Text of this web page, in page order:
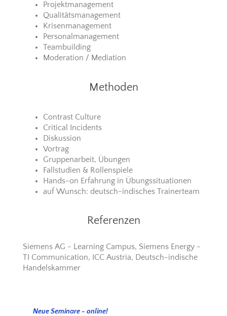
Projektmanagement
Qualitätsmanagement
Krisenmanagement
Personalmanagement
Teambuilding
Moderation / Mediation
Methoden
Contrast Culture
Critical Incidents
Diskussion
Vortrag
Gruppenarbeit, Übungen
Fallstudien & Rollenspiele
Hands-on Erfahrung in Übungssituationen
auf Wunsch: deutsch-indisches Trainerteam
Referenzen
Siemens AG - Learning Campus, Siemens Energy -
TI Communication, ICC Austria, Deutsch-indische
Handelskammer
Neue Seminare - online!